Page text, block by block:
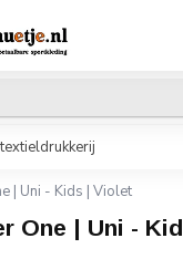
| Uni - Kids | Violet
One | Uni -